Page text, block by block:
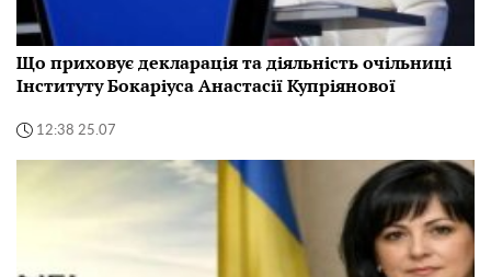
Що приховує декларація та діяльність очільниці
Інституту Бокаріуса Анастасії Купріянової
12:38 25.07